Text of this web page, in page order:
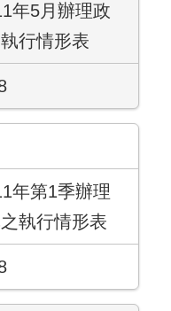
年5月辦理政
行情形表
年第1季辦理
執行情形表